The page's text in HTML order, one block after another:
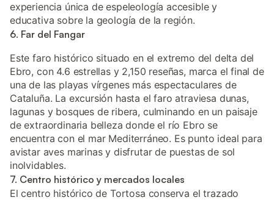
experiencia única de espeleología accesible y
educativa sobre la geología de la región.
6. Far del Fangar
Este faro histórico situado en el extremo del delta del
Ebro, con 4.6 estrellas y 2,150 reseñas, marca el final de
una de las playas vírgenes más espectaculares de
Cataluña. La excursión hasta el faro atraviesa dunas,
lagunas y bosques de ribera, culminando en un paisaje
de extraordinaria belleza donde el río Ebro se
encuentra con el mar Mediterráneo. Es punto ideal para
avistar aves marinas y disfrutar de puestas de sol
inolvidables.
7. Centro histórico y mercados locales
El centro histórico de Tortosa conserva el trazado